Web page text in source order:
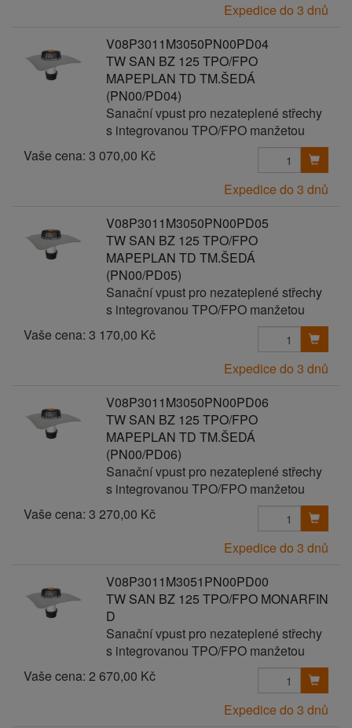
Expedice do 3 dnů
V08P3011M3050PN00PD04
TW SAN BZ 125 TPO/FPO
MAPEPLAN TD TM.ŠEDÁ
(PN00/PD04)
Sanační vpust pro nezateplené střechy
s integrovanou TPO/FPO manžetou
Vaše cena: 3 070,00 Kč
Expedice do 3 dnů
V08P3011M3050PN00PD05
TW SAN BZ 125 TPO/FPO
MAPEPLAN TD TM.ŠEDÁ
(PN00/PD05)
Sanační vpust pro nezateplené střechy
s integrovanou TPO/FPO manžetou
Vaše cena: 3 170,00 Kč
Expedice do 3 dnů
V08P3011M3050PN00PD06
TW SAN BZ 125 TPO/FPO
MAPEPLAN TD TM.ŠEDÁ
(PN00/PD06)
Sanační vpust pro nezateplené střechy
s integrovanou TPO/FPO manžetou
Vaše cena: 3 270,00 Kč
Expedice do 3 dnů
V08P3011M3051PN00PD00
TW SAN BZ 125 TPO/FPO MONARFIN
D
Sanační vpust pro nezateplené střechy
s integrovanou TPO/FPO manžetou
Vaše cena: 2 670,00 Kč
Expedice do 3 dnů